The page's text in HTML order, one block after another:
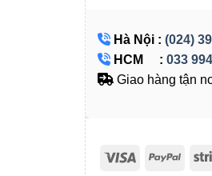
Hà Nội : (024)
HCM : 033
Giao hàng tận